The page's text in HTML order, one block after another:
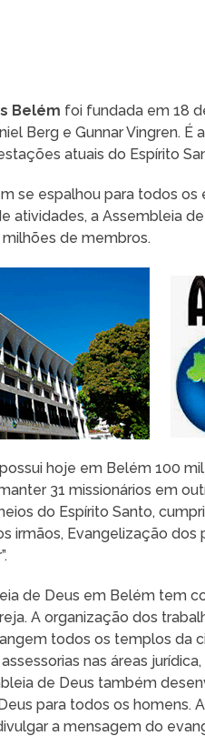
Belém foi fundada em 18
Berg e Gunnar Vingren.
atuais do Espírito
se espalhou para todos
atividades, a Assembleia
de membros.
hoje em Belém 100
31 missionários em
do Espírito Santo,
irmãos, Evangelização dos
de Deus em Belém tem
A organização dos
todos os templos da
nas áreas
de Deus também
para todos os homens.
a mensagem do